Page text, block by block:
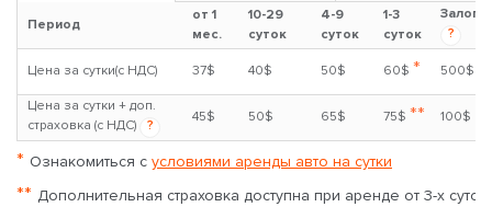
Период
от 1
мес.
10-29
суток
4-9
суток
1-3
суток
Залог
?
Цена за сутки(с НДС) 37$ 40$ 50$ 60$ * 500$
Цена за сутки + доп.
страховка (с НДС)
?
45$ 50$ 65$ 75$ ** 100$
* Ознакомиться с условиями аренды авто на сутки
** Дополнительная страховка доступна при аренде от 3-х суток